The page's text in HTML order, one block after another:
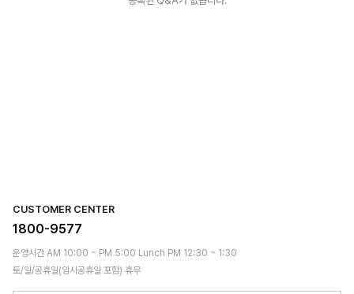
CUSTOMER CENTER
1800-9577
운영시간 AM 10:00 ~ PM 5:00 Lunch PM 12:30 ~ 1:30
토/일/공휴일(임시공휴일 포함) 휴무